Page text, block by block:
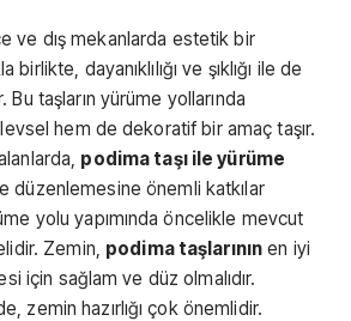
ve dış mekanlarda estetik bir
dayanıklılığı ve şıklığı ile de
taşların yürüme yollarında
hem de dekoratif bir amaç taşır.
podima taşı ile yürüme
düzenlemesine önemli katkılar
yolu yapımında öncelikle mevcut
Zemin, podima taşlarının en iyi
için sağlam ve düz olmalıdır.
zemin hazırlığı çok önemlidir.